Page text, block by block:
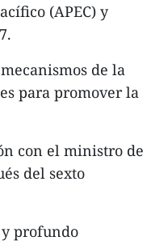
(APEC) y
de la
para promover la
con el ministro de
del sexto
profundo